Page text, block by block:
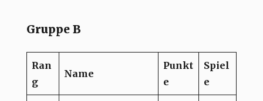
Gruppe B
Ran
g
Name
Punkt
e
Spiel
e